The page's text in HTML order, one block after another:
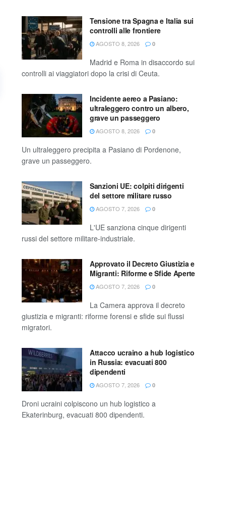
Tensione tra Spagna e Italia sui
controlli alle frontiere
AGOSTO 8, 2026 0
Madrid e Roma in disaccordo sui
controlli ai viaggiatori dopo la crisi di Ceuta.
Incidente aereo a Pasiano:
ultraleggero contro un albero,
grave un passeggero
AGOSTO 8, 2026 0
Un ultraleggero precipita a Pasiano di Pordenone,
grave un passeggero.
Sanzioni UE: colpiti dirigenti
del settore militare russo
AGOSTO 7, 2026 0
L'UE sanziona cinque dirigenti
russi del settore militare-industriale.
Approvato il Decreto Giustizia e
Migranti: Riforme e Sfide Aperte
AGOSTO 7, 2026 0
La Camera approva il decreto
giustizia e migranti: riforme forensi e sfide sui flussi
migratori.
Attacco ucraino a hub logistico
in Russia: evacuati 800
dipendenti
AGOSTO 7, 2026 0
Droni ucraini colpiscono un hub logistico a
Ekaterinburg, evacuati 800 dipendenti.